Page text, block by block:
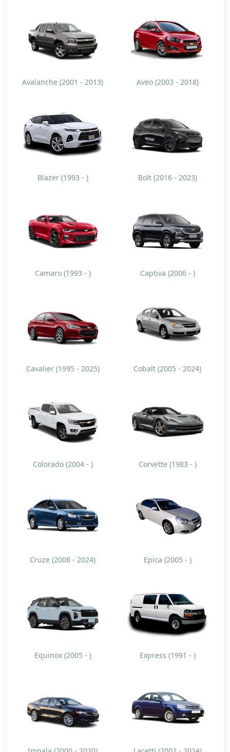
Avalanche (2001 - 2013) Aveo (2003 - 2018)
Blazer (1993 - ) Bolt (2016 - 2023)
Camaro (1993 - ) Captiva (2006 - )
Cavalier (1995 - 2025) Cobalt (2005 - 2024)
Colorado (2004 - ) Corvette (1983 - )
Cruze (2008 - 2024) Epica (2005 - )
Equinox (2005 - ) Express (1991 - )